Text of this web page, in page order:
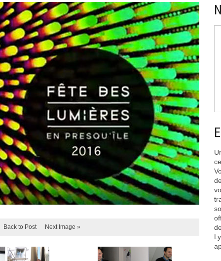
Back to Post Next Image »